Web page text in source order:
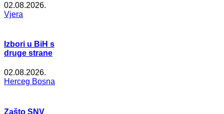
02.08.2026.
Vjera
Izbori u BiH s
druge strane
02.08.2026.
Herceg Bosna
Zašto SNV